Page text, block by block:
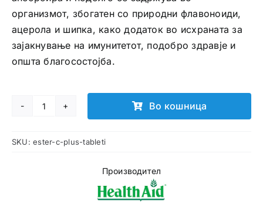
организмот, збогатен со природни флавоноиди,
ацерола и шипка, како додаток во исхраната за
зајакнување на имунитетот, подобро здравје и
општа благосостојба.
Ester
Plus
Во кошница
SKU:ester-c-plus-tableti
Производител